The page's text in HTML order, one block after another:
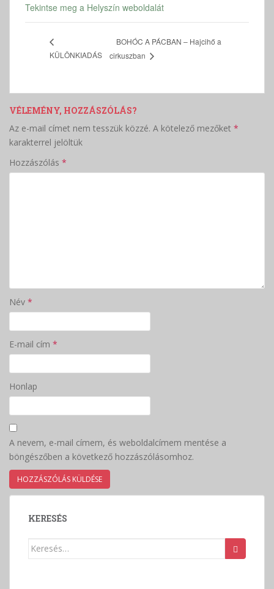
Tekintse meg a Helyszín weboldalát
KÜLÖNKIADÁS
BOHÓC A PÁCBAN – Hajcihő a
cirkuszban
VÉLEMÉNY, HOZZÁSZÓLÁS?
Az e-mail címet nem tesszük közzé. A kötelező mezőket *
karakterrel jelöltük
Hozzászólás *
Név *
E-mail cím *
Honlap
A nevem, e-mail címem, és weboldalcímem mentése a
böngészőben a következő hozzászólásomhoz.
KERESÉS
Keresés: